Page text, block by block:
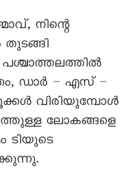
നിന്റെ
തുടങ്ങി
പശ്ചാത്തലത്തിൽ
ഡാർ – എസ് –
വിരിയുമ്പോൾ
ലോകങ്ങളെ
ടിയുടെ